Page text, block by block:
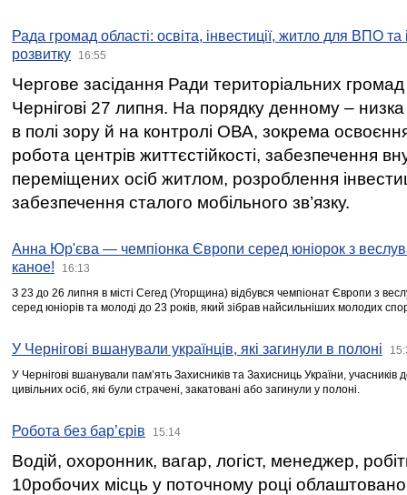
Рада громад області: освіта, інвестиції, житло для ВПО
розвитку
16:55
Чергове засідання Ради територіальних громад
Чернігові 27 липня. На порядку денному –
в полі зору й на контролі ОВА, зокрема освоєння
робота центрів життєстійкості, забезпечення
переміщених осіб житлом, розроблення
забезпечення сталого мобільного зв’язку.
Анна Юр'єва — чемпіонка Європи серед юніорок з
каное!
16:13
З 23 до 26 липня в місті Сегед (Угорщина) відбувся чемпіонат Європи з
серед юніорів та молоді до 23 років, який зібрав найсильніших молодих
У Чернігові вшанували українців, які загинули в полоні
У Чернігові вшанували пам’ять Захисників та Захисниць України,
цивільних осіб, які були страчені, закатовані або загинули у полоні.
Робота без бар’єрів 15:14
Водій, охоронник, вагар, логіст, менеджер,
10робочих місць у поточному році